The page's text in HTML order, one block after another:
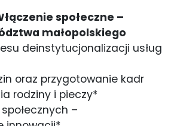
społeczne –
małopolskiego
deinstytucjonalizacji usług
oraz przygotowanie kadr
rodziny i pieczy*
–